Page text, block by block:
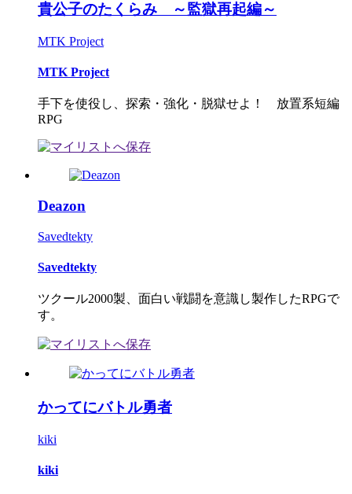
貴公子のたくらみ ～監獄再起編～
MTK Project
MTK Project
手下を使役し、探索・強化・脱獄せよ！ 放置系短編
RPG
Deazon
Savedtekty
Savedtekty
ツクール2000製、面白い戦闘を意識し製作したRPGで
す。
かってにバトル勇者
kiki
kiki